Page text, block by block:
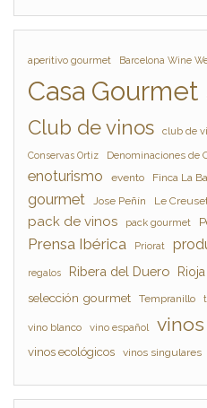
aperitivo gourmet Barcelona Wine
Casa Gourmet
Club de vinos club de
Conservas Ortiz Denominaciones de
enoturismo evento Finca La
gourmet Jose Peñín Le
pack de vinos pack gourmet
Prensa Ibérica Priorat
regalos Ribera del Duero Rioja
selección gourmet Tempranillo
vino blanco vino español vinos
vinos ecológicos vinos singulares